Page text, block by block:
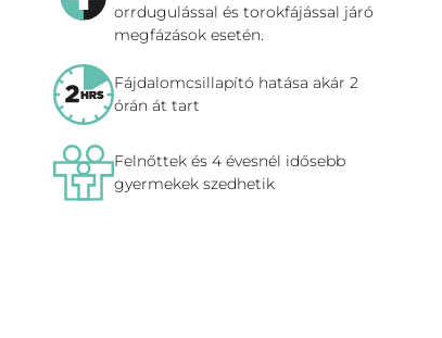
orrdugulással és torokfájással járó
megfázások esetén.
Fájdalomcsillapító hatása akár 2
órán át tart
Felnőttek és 4 évesnél idősebb
gyermekek szedhetik